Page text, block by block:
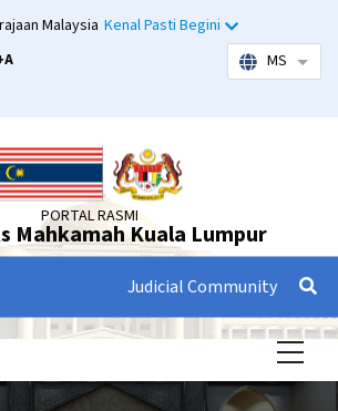
Malaysia Kenal Pasti Begini
MS
PORTAL RASMI
Mahkamah Kuala Lumpur
Judicial Community